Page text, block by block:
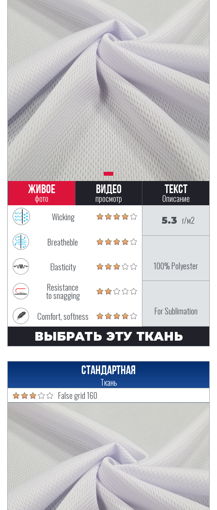
Живое
фото
Видео
просмотр
Текст
Описание
Wicking
Breatheble
Elasticity
Resistance
to snagging
Comfort, softness
5.3 г/м2
100% Polyester
For Sublimation
ВЫБРАТЬ ЭТУ ТКАНЬ
Стандартная
Ткань
False grid 160